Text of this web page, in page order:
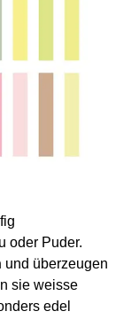
oder Puder.
und überzeugen
sie weisse
edel